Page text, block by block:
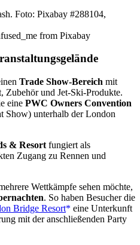
from Pixabay
Trade Show-Bereich mit
Zubehör und Jet-Ski-Produkte.
eine PWC Owners Convention
Show) unterhalb der London
& Resort fungiert als
Zugang zu Rennen und
Wettkämpfe sehen möchte,
. So haben Besucher die
Bridge Resort
eine Unterkunft
mit der anschließenden Party